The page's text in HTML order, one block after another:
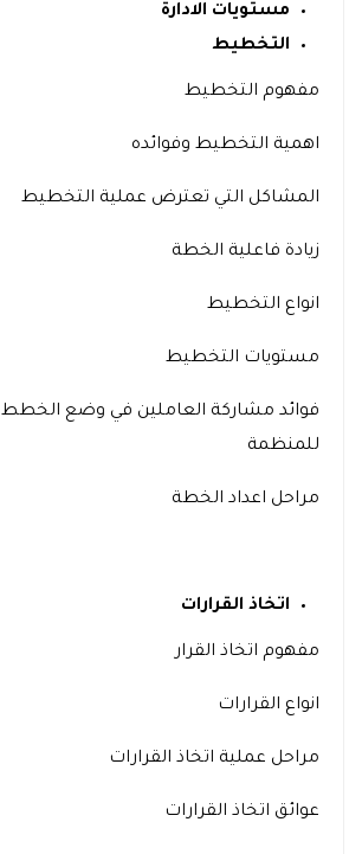
مستويات الادارة
التخطيط
مفهوم التخطيط
اهمية التخطيط وفوائده
المشاكل التي تعترض عملية التخطيط
زيادة فاعلية الخطة
انواع التخطيط
مستويات التخطيط
فوائد مشاركة العاملين في وضع الخطط
للمنظمة
مراحل اعداد الخطة
اتخاذ القرارات
مفهوم اتخاذ القرار
انواع القرارات
مراحل عملية اتخاذ القرارات
عوائق اتخاذ القرارات